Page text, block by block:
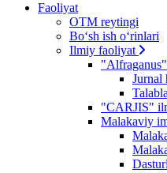
Faoliyat
OTM reytingi
Bo‘sh ish o‘rinlari
Ilmiy faoliyat
Jurnal
"CARJIS"
Malakaviy